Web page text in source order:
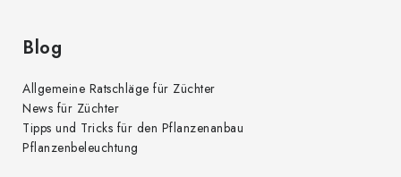
Blog
Allgemeine Ratschläge für Züchter
News für Züchter
Tipps und Tricks für den Pflanzenanbau
Pflanzenbeleuchtung